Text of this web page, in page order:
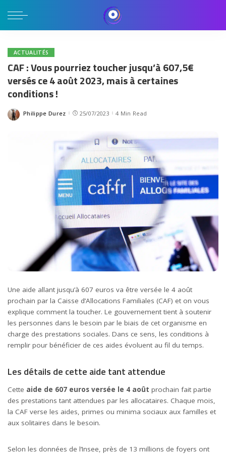
ACTUALITÉS
CAF : Vous pourriez toucher jusqu’à 607,5€
versés ce 4 août 2023, mais à certaines
conditions !
Posted
Philippe Durez 25/07/2023 4 Min Read
Une aide allant jusqu’à 607 euros va être versée le 4 août
prochain par la Caisse d’Allocations Familiales (CAF) et on vous
explique comment la toucher. Le gouvernement tient à soutenir
les personnes dans le besoin par le biais de cet organisme en
charge des prestations sociales. Dans ce sens, les conditions à
remplir pour bénéficier de ces aides évoluent au fil du temps.
Les détails de cette aide tant attendue
Cette aide de 607 euros versée le 4 août prochain fait partie
des prestations tant attendues par les allocataires. Chaque mois,
la CAF verse les aides, primes ou minima sociaux aux familles et
aux solitaires dans le besoin.
Selon les données de l’Insee, près de 13 millions de foyers ont